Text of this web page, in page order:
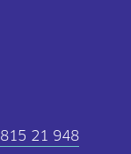
21 948